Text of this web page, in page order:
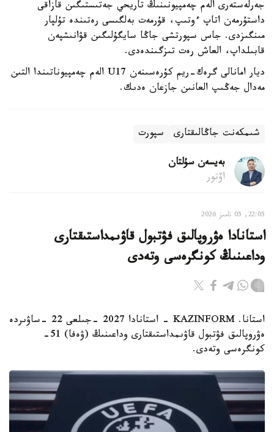
جەرلەستەرى الەم چەمپيونىنىڭ تاريحي جەتىستىگىن قازاقى
داستۇرمەن اتاپ ءوتىپ، قۇرمەت بەلگىسى رەتىندە تۇلپار
مىنگىزدى. جاس سپورتشى جاڭا سايگۇلىگىن قۋانىشپەن
قابىلداپ، العاش رەت تىزگىندەدى.
ديار امانالى گرەك-ريم كۇرەسىنەن U17 الەم چەمپيوناتىندا التىن
مەدال جەڭىپ العانىن جازعان ەدىك.
شىمكەنت جاڭالىقتارى سپورت
بەيسەن سۇلتان
اۆتور
22:05, 05 تامىز 2026
استانادا ەۋروپالىق فۋتبول قاۋىمداستىقتارى
وداعىنىڭ كونگرەسى وتەدى
استانا. KAZINFORM - استانادا 2027 -جىلعى 22 -ساۋىردە
ەۋروپالىق فۋتبول قاۋىمداستىقتارى وداعىنىڭ (ۋەفا) 51-
كونگرەسى وتەدى.